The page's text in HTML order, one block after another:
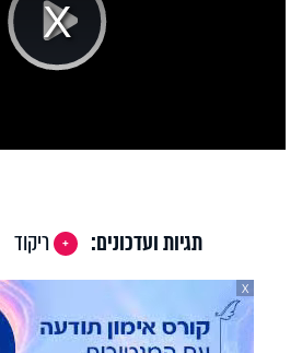
Play
תגיות ועדכונים: ריקוד
X